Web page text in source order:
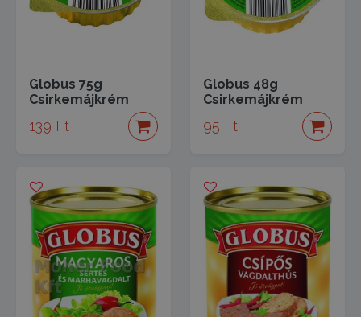
Globus 75g
Csirkemájkrém
139 Ft
Globus 48g
Csirkemájkrém
95 Ft